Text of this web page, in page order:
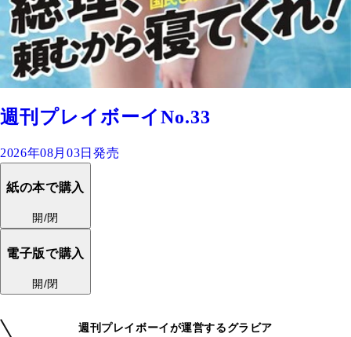
週刊プレイボーイNo.33
2026年08月03日発売
紙の本で購入
開/閉
電子版で購入
開/閉
週刊プレイボーイが運営するグラビア